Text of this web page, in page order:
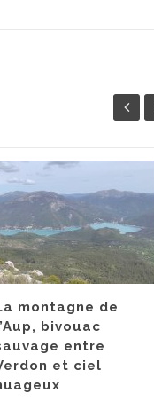
montagne de
bivouac
entre
et ciel